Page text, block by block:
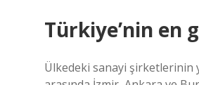
Türkiye’nin en
Ülkedeki sanayi şirketlerinin